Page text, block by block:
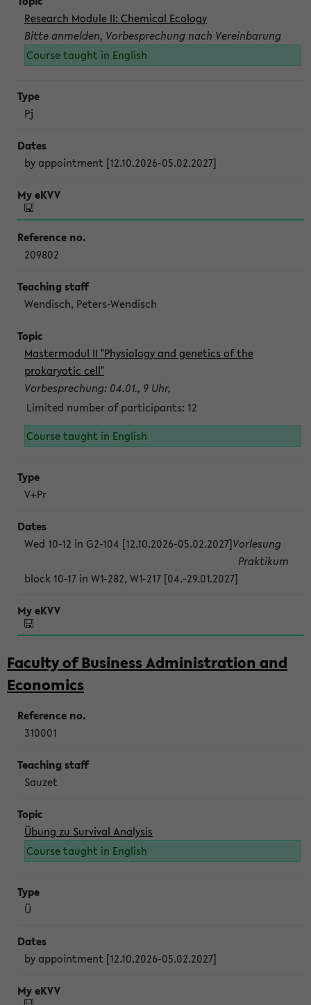
Research Module II: Chemical Ecology
Bitte anmelden, Vorbesprechung nach Vereinbarung
Course taught in English
Pj
by appointment [12.10.2026-05.02.2027]
209802
Wendisch, Peters-Wendisch
Mastermodul II "Physiology and genetics of the
prokaryotic cell"
Vorbesprechung: 04.01., 9 Uhr,
Limited number of participants: 12
Course taught in English
V+Pr
Wed 10-12 in G2-104 [12.10.2026-05.02.2027]Vorlesung
block 10-17 in W1-282, W1-217 [04.-29.01.2027]
Praktikum
Faculty of Business Administration and
Economics
310001
Sauzet
Übung zu Survival Analysis
Course taught in English
Ü
by appointment [12.10.2026-05.02.2027]